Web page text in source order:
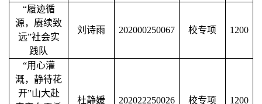
“履迹循
源，赓续致
远”社会实
践队
刘诗雨 202000250067 校专项 1200
“用心灌
溉，静待花
开”山大赴
杜静媛 202022250026 校专项 1200